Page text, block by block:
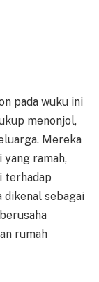
pada wuku ini
menonjol,
Mereka
ramah,
terhadap
dikenal sebagai
rumah